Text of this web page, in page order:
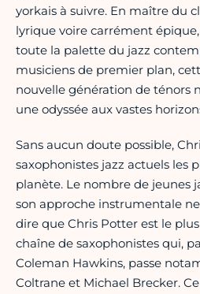
yorkais à suivre. En maître du
lyrique voire carrément
toute la palette du jazz
musiciens de premier plan,
nouvelle génération de ténors
une odyssée aux vastes
Sans aucun doute possible,
saxophonistes jazz actuels les
planète. Le nombre de jeunes
son approche instrumentale
dire que Chris Potter est le
chaîne de saxophonistes qui,
Coleman Hawkins, passe
Coltrane et Michael Brecker.